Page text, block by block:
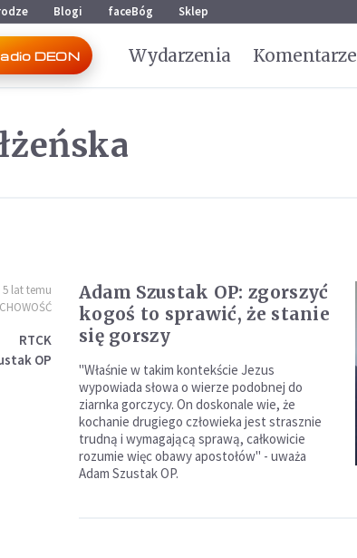
Blogi faceBóg Sklep
DEON Wydarzenia Komentarze
5 lat temu
RTCK
OP
Adam Szustak OP: zgorszyć
kogoś to sprawić, że stanie
się gorszy
"Właśnie w takim kontekście Jezus
wypowiada słowa o wierze podobnej do
ziarnka gorczycy. On doskonale wie, że
kochanie drugiego człowieka jest strasznie
trudną i wymagającą sprawą, całkowicie
rozumie więc obawy apostołów" - uważa
Adam Szustak OP.